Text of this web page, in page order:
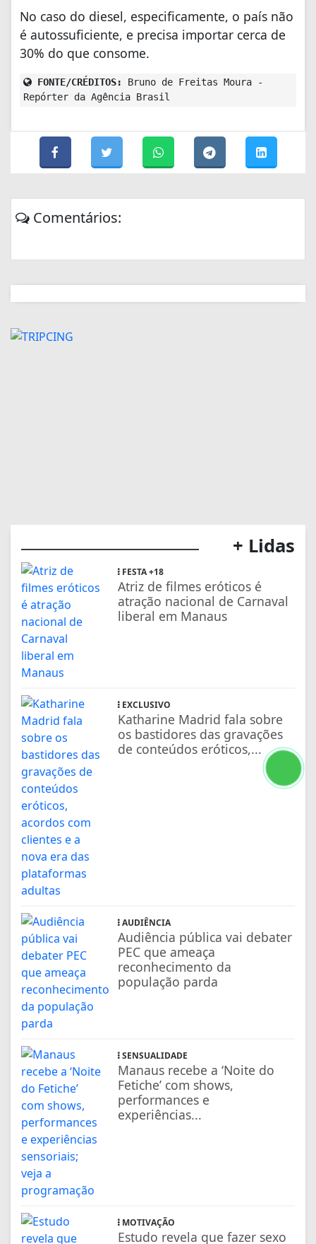
No caso do diesel, especificamente, o país não
é autossuficiente, e precisa importar cerca de
30% do que consome.
FONTE/CRÉDITOS:
Bruno de Freitas Moura -
Repórter da Agência Brasil
Comentários:
+ Lidas
FESTA +18
Atriz de filmes eróticos é
atração nacional de Carnaval
liberal em Manaus
EXCLUSIVO
Katharine Madrid fala sobre
os bastidores das gravações
de conteúdos eróticos,...
AUDIÊNCIA
Audiência pública vai debater
PEC que ameaça
reconhecimento da
população parda
SENSUALIDADE
Manaus recebe a ‘Noite do
Fetiche’ com shows,
performances e
experiências...
MOTIVAÇÃO
Estudo revela que fazer sexo